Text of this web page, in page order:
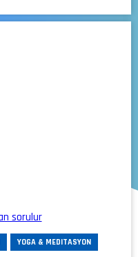
YOGA & MEDITASYON